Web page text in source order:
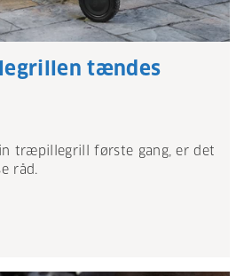
tændes
træpillegrill første gang, er det
råd.